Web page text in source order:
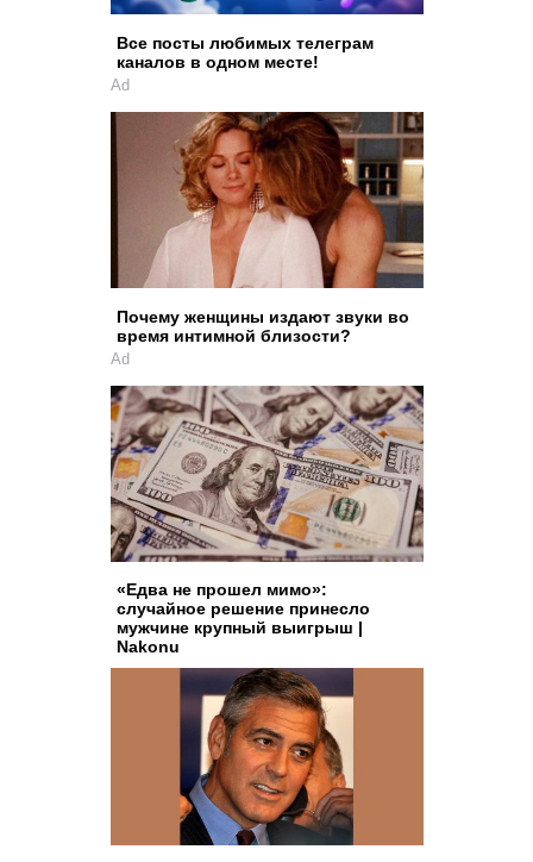
Все посты любимых телеграм
каналов в одном месте!
Ad
Почему женщины издают звуки во
время интимной близости?
Ad
«Едва не прошел мимо»:
случайное решение принесло
мужчине крупный выигрыш |
Nakonu